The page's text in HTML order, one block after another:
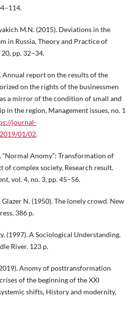
M.N. (2015). Deviations in the
in Russia, Theory and Practice of
pp. 32–34.
Annual report on the results of the
on the rights of the businessmen
a mirror of the condition of small and
in the region, Management issues, no. 1
journal-
01/02.
“Normal Anomy”: Transformation of
complex society, Research result.
vol. 4, no. 3, pp. 45–56.
Glazer N. (1950). The lonely crowd. New
386 p.
(1997). A Sociological Understanding.
River. 123 p.
Anomy of posttransformation
of the beginning of the XXI
shifts, History and modernity,